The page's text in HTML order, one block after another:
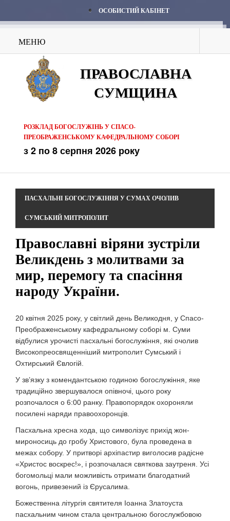
ОСОБИСТИЙ КАБІНЕТ
МЕНЮ
ПРАВОСЛАВНА
СУМЩИНА
РОЗКЛАД БОГОСЛУЖІНЬ У СПАСО-
ПРЕОБРАЖЕНСЬКОМУ КАФЕДРАЛЬНОМУ СОБОРІ
з 2 по 8 серпня 2026 року
ПАСХАЛЬНІ БОГОСЛУЖІННЯ У СУМАХ ОЧОЛИВ
СУМСЬКИЙ МИТРОПОЛИТ
Православні віряни зустріли
Великдень з молитвами за
мир, перемогу та спасіння
народу України.
20 квітня 2025 року, у світлий день Великодня, у Спасо-
Преображенському кафедральному соборі м. Суми
відбулися урочисті пасхальні богослужіння, які очолив
Високопреосвященніший митрополит Сумський і
Охтирський Євлогій.
У зв’язку з комендантською годиною богослужіння, яке
традиційно звершувалося опівночі, цього року
розпочалося о 6:00 ранку. Правопорядок охороняли
посилені наряди правоохоронців.
Пасхальна хресна хода, що символізує прихід жон-
мироносиць до гробу Христового, була проведена в
межах собору. У притворі архіпастир виголосив радісне
«Христос воскрес!», і розпочалася святкова заутреня. Усі
богомольці мали можливість отримати благодатний
вогонь, привезений із Єрусалима.
Божественна літургія святителя Іоанна Златоуста
пасхальним чином стала центральною богослужбовою